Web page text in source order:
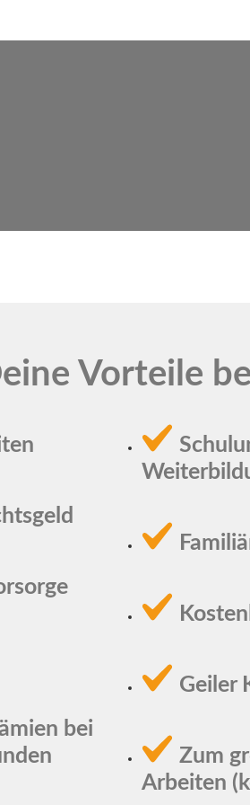
Vorteile
bei
Geiler
Zum
Arbeiten